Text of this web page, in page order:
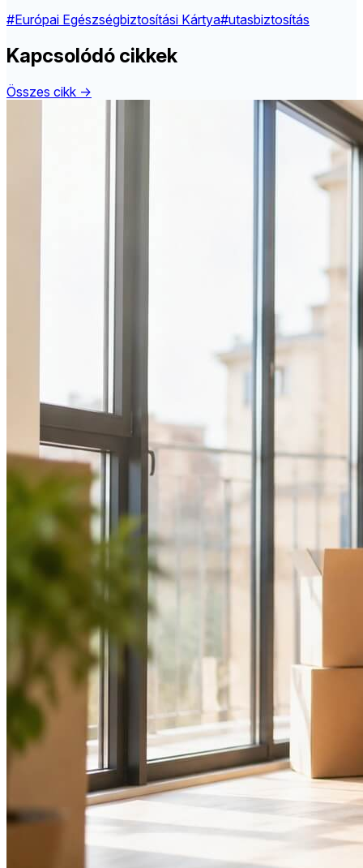
#Európai Egészségbiztosítási Kártya#utasbiztosítás
Kapcsolódó cikkek
Összes cikk →